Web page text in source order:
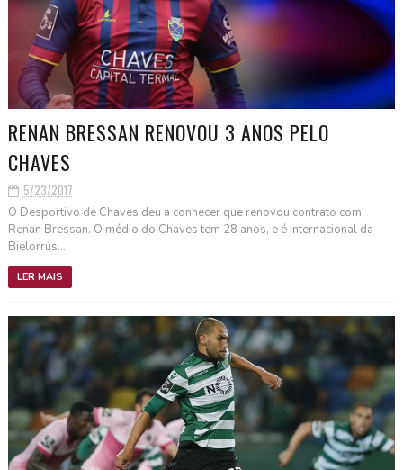
RENAN BRESSAN RENOVOU 3 ANOS PELO
CHAVES
5/23/2017
O Desportivo de Chaves deu a conhecer que renovou contrato com
Renan Bressan. O médio do Chaves tem 28 anos, e é internacional da
Bielorrús...
LER MAIS